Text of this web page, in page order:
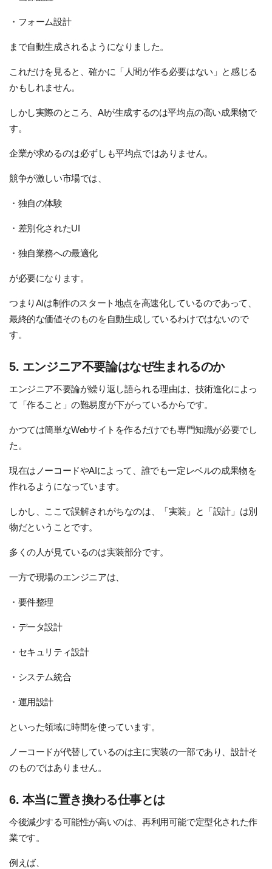
・フォーム設計
まで自動生成されるようになりました。
これだけを見ると、確かに「人間が作る必要はない」と感じる
かもしれません。
しかし実際のところ、AIが生成するのは平均点の高い成果物で
す。
企業が求めるのは必ずしも平均点ではありません。
競争が激しい市場では、
・独自の体験
・差別化されたUI
・独自業務への最適化
が必要になります。
つまりAIは制作のスタート地点を高速化しているのであって、
最終的な価値そのものを自動生成しているわけではないので
す。
5. エンジニア不要論はなぜ生まれるのか
エンジニア不要論が繰り返し語られる理由は、技術進化によっ
て「作ること」の難易度が下がっているからです。
かつては簡単なWebサイトを作るだけでも専門知識が必要でし
た。
現在はノーコードやAIによって、誰でも一定レベルの成果物を
作れるようになっています。
しかし、ここで誤解されがちなのは、「実装」と「設計」は別
物だということです。
多くの人が見ているのは実装部分です。
一方で現場のエンジニアは、
・要件整理
・データ設計
・セキュリティ設計
・システム統合
・運用設計
といった領域に時間を使っています。
ノーコードが代替しているのは主に実装の一部であり、設計そ
のものではありません。
6. 本当に置き換わる仕事とは
今後減少する可能性が高いのは、再利用可能で定型化された作
業です。
例えば、